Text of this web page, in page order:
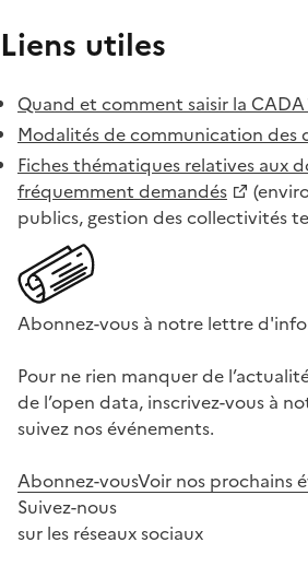
Liens utiles
Quand et comment saisir la CADA
Modalités de communication des
Fiches thématiques relatives aux
fréquemment demandés
publics, gestion des collectivités
Abonnez-vous à notre lettre
Pour ne rien manquer de
de l’open data, inscrivez-vous à
suivez nos événements.
Abonnez-vousVoir nos prochains
Suivez-nous
sur les réseaux sociaux